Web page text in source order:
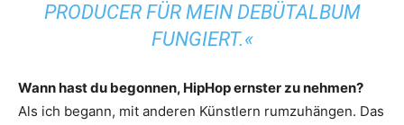
PRODUCER FÜR MEIN DEBÜTALBUM
FUNGIERT.«
Wann hast du begonnen, HipHop ernster zu nehmen?
Als ich begann, mit anderen Künstlern rumzuhängen. Das